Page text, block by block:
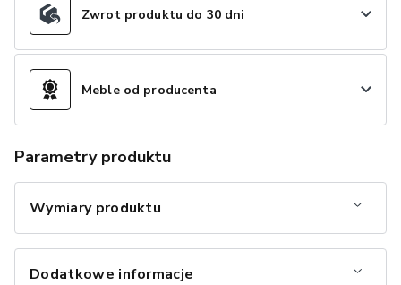
Zwrot produktu do 30 dni
Meble od producenta
Parametry produktu
Wymiary produktu
Dodatkowe informacje